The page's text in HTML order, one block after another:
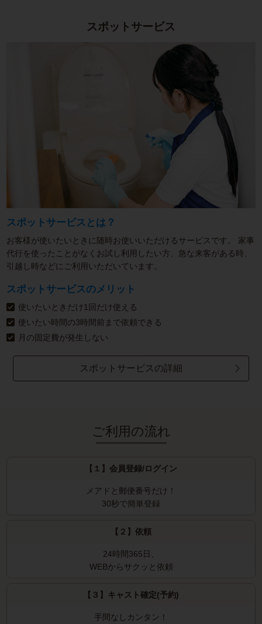
スポットサービス
スポットサービスとは？
お客様が使いたいときに随時お使いいただけるサービスです。
家事
代行を使ったことがなくお試し利用したい方、急な来客がある時、
引越し時などにご利用いただいています。
スポットサービスのメリット
使いたいときだけ1回だけ使える
使いたい時間の3時間前まで依頼できる
月の固定費が発生しない
スポットサービスの詳細
ご利用の流れ
【１】会員登録/ログイン
メアドと郵便番号だけ！
30秒で簡単登録
【２】依頼
24時間365日、
WEBからサクッと依頼
【３】キャスト確定(予約)
手間なしカンタン！